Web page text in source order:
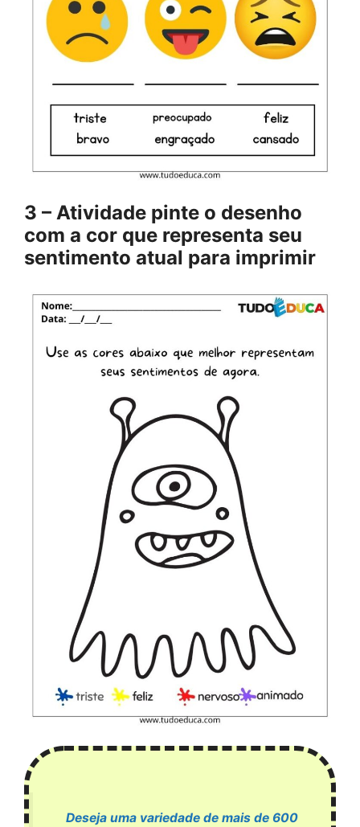
3 – Atividade pinte o desenho
com a cor que representa seu
sentimento atual para imprimir
Deseja uma variedade de mais de 600